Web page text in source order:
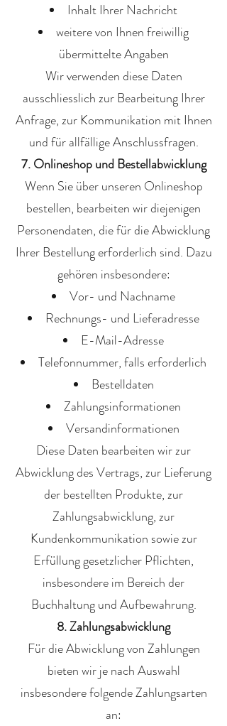
Inhalt Ihrer Nachricht
weitere von Ihnen freiwillig
übermittelte Angaben
Wir verwenden diese Daten
ausschliesslich zur Bearbeitung Ihrer
Anfrage, zur Kommunikation mit Ihnen
und für allfällige Anschlussfragen.
7. Onlineshop und Bestellabwicklung
Wenn Sie über unseren Onlineshop
bestellen, bearbeiten wir diejenigen
Personendaten, die für die Abwicklung
Ihrer Bestellung erforderlich sind. Dazu
gehören insbesondere:
Vor- und Nachname
Rechnungs- und Lieferadresse
E-Mail-Adresse
Telefonnummer, falls erforderlich
Bestelldaten
Zahlungsinformationen
Versandinformationen
Diese Daten bearbeiten wir zur
Abwicklung des Vertrags, zur Lieferung
der bestellten Produkte, zur
Zahlungsabwicklung, zur
Kundenkommunikation sowie zur
Erfüllung gesetzlicher Pflichten,
insbesondere im Bereich der
Buchhaltung und Aufbewahrung.
8. Zahlungsabwicklung
Für die Abwicklung von Zahlungen
bieten wir je nach Auswahl
insbesondere folgende Zahlungsarten
an: